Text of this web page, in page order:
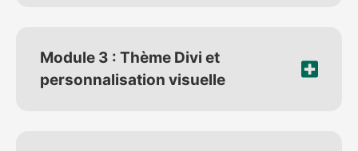
Module 3 : Thème Divi et
personnalisation visuelle